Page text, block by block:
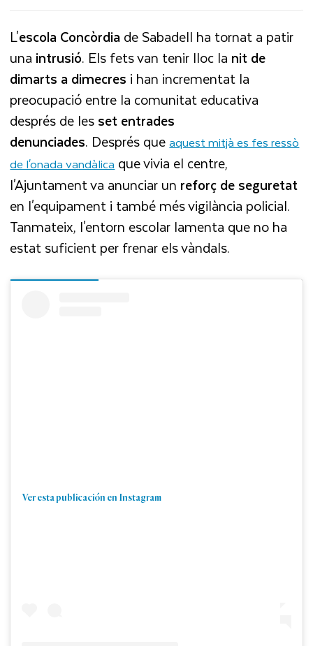
L'escolaConcòrdiade Sabadell ha tornat a patir
una intrusió. Els fets van tenir lloc la nit de
dimarts a dimecres i han incrementat la
preocupació entre la comunitat educativa
després de lesset entrades
denunciades. Després queaquest mitjà es fes ressò
de l'onada vandàlica que vivia el centre,
l'Ajuntament va anunciar un reforç de seguretat
en l'equipament i també més vigilància policial.
Tanmateix, l'entorn escolar lamenta que no ha
estat suficient per frenar els vàndals.
Ver esta publicación en Instagram